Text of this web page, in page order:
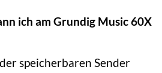
ich am Grundig Music 60X
speicherbaren Sender